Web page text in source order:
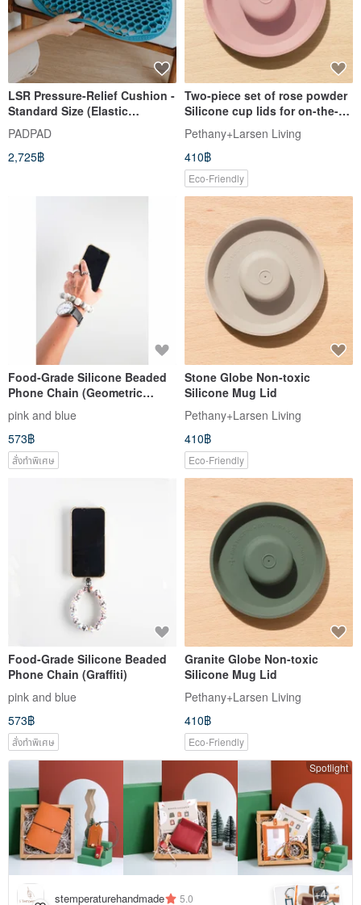
LSR Pressure-Relief Cushion -
Standard Size (Elastic
Support, Breathable Comfort)
PADPAD
2,725฿
Two-piece set of rose powder
Silicone cup lids for on-the-go
drinking - P+L practical model
(made in Taiwan and
microwaveable)
Pethany+Larsen Living
410฿
Eco-Friendly
Food-Grade Silicone Beaded
Phone Chain (Geometric
Pattern)
pink and blue
573฿
สั่งทำพิเศษ
Stone Globe Non-toxic
Silicone Mug Lid
Pethany+Larsen Living
410฿
Eco-Friendly
Food-Grade Silicone Beaded
Phone Chain (Graffiti)
pink and blue
573฿
สั่งทำพิเศษ
Granite Globe Non-toxic
Silicone Mug Lid
Pethany+Larsen Living
410฿
Eco-Friendly
Spotlight
stemperaturehandmade 5.0 +4